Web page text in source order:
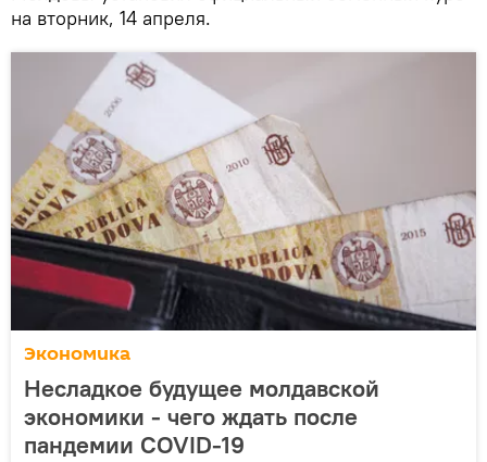
на вторник, 14 апреля.
Экономика
Несладкое будущее молдавской
экономики - чего ждать после
пандемии COVID-19